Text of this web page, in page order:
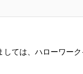
ては、ハローワー